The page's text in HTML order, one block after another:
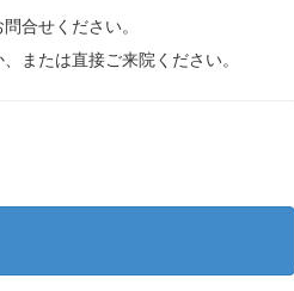
合せください。
または直接ご来院ください。